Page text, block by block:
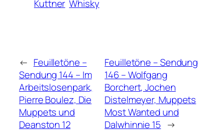
Kuttner Whisky
← Feuilletöne –
Sendung 144 – Im
Arbeitslosenpark,
Pierre Boulez, Die
Muppets und
Deanston 12
Feuilletöne – Sendung
146 – Wolfgang
Borchert, Jochen
Distelmeyer, Muppets
Most Wanted und
Dalwhinnie 15 →